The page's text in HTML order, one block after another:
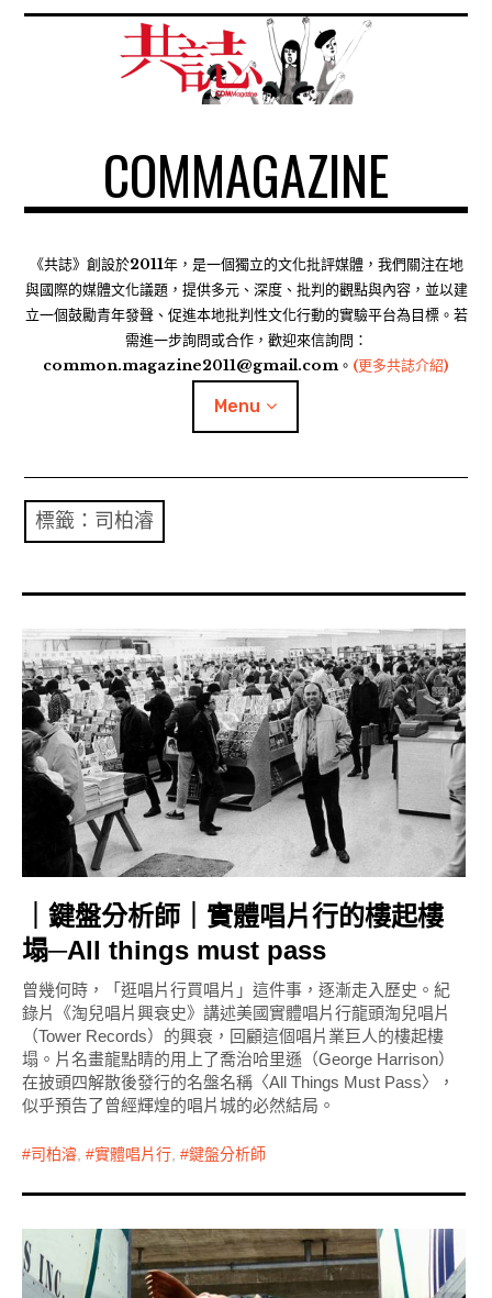
COMMAGAZINE
《共誌》創設於2011年，是一個獨立的文化批評媒體，我們關注在地
與國際的媒體文化議題，提供多元、深度、批判的觀點與內容，並以建
立一個鼓勵青年發聲、促進本地批判性文化行動的實驗平台為目標。若
需進一步詢問或合作，歡迎來信詢問：
common.magazine2011@gmail.com。 (更多共誌介紹)
Menu
共專題
共青年
文化誌
勞動誌
共誌寫手
各期目錄
索取共誌
標籤：司柏濬
｜鍵盤分析師｜實體唱片行的樓起樓
塌─All things must pass
曾幾何時，「逛唱片行買唱片」這件事，逐漸走入歷史。紀
錄片《淘兒唱片興衰史》講述美國實體唱片行龍頭淘兒唱片
（Tower Records）的興衰，回顧這個唱片業巨人的樓起樓
塌。片名畫龍點睛的用上了喬治哈里遜（George Harrison）
在披頭四解散後發行的名盤名稱〈All Things Must Pass〉，
似乎預告了曾經輝煌的唱片城的必然結局。
司柏濬 , 實體唱片行 , 鍵盤分析師